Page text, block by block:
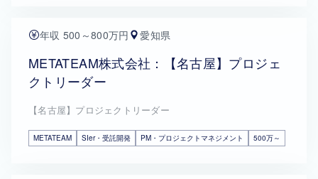
年収 500～800万円 愛知県
METATEAM株式会社：【名古屋】プロジェ
クトリーダー
【名古屋】プロジェクトリーダー
METATEAM SIer・受託開発 PM・プロジェクトマネジメント 500万～